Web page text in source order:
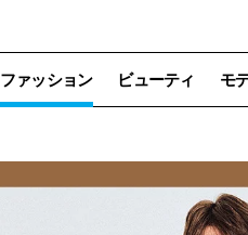
ファッション ビューティ モ